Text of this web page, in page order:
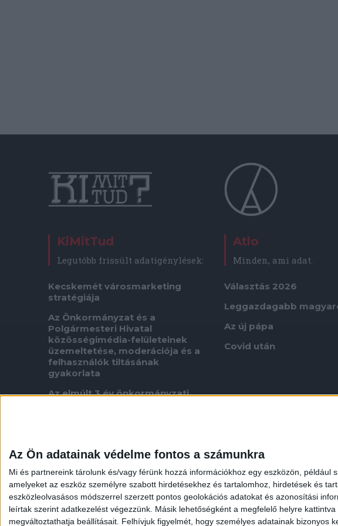
Az Ön adatainak védelme fontos a számunkra
Mi és partnereink tárolunk és/vagy férünk hozzá információkhoz egy eszközön,
amelyeket az eszköz személyre szabott hirdetésekhez és tartalomhoz, hirdetések és
eszközleolvasásos módszerrel szerzett pontos geolokációs adatokat és azonosítási
leírtak szerint adatkezelést végezzünk. Másik lehetőségként a megfelelő helyre
megváltoztathatja beállításait. Felhívjuk figyelmét, hogy személyes adatainak bizonyos
KiMitTud
Legutóbb frissült adatigénylések:
Kecskemét városmarketing
stratégiája
Az Önkormányzat és a
Polgármesteri Hivatal
közösségimédia-felületeinek
üzemeltetése, moderációja és a
felhasználók tiltásának
gyakorlata
Az elmúlt 3 év önkormányzati
ügyében indított szigorú
vizsgálatok eredménye
Adatigénylés fűnyírási ütemtervről
Neres oligarcha koncessziója
Atlo
Minden, ami adat.
Választás 2026
Leggazdagabb
Az új pápa
Covid után